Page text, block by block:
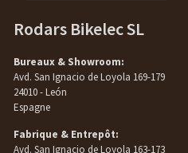
Rodars Bikelec SL
Bureaux & Showroom:
Avd. San Ignacio de Loyola 169-179
24010 - León
Espagne
Fabrique & Entrepôt:
Avd. San Ignacio de Loyola 163-173